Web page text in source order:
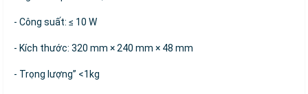
- Công suất: ≤ 10 W
- Kích thước: 320 mm × 240 mm × 48 mm
- Trọng lượng” <1kg